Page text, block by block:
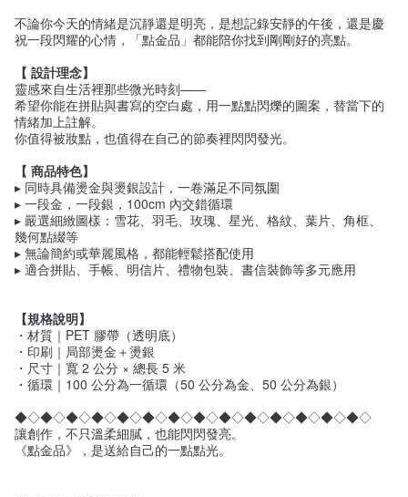
不論你今天的情緒是沉靜還是明亮，是想記錄安靜的午後，還是慶
祝一段閃耀的心情，「點金品」都能陪你找到剛剛好的亮點。
【 設計理念】
靈感來自生活裡那些微光時刻——
希望你能在拼貼與書寫的空白處，用一點點閃爍的圖案，替當下的
情緒加上註解。
你值得被妝點，也值得在自己的節奏裡閃閃發光。
【 商品特色】
▸ 同時具備燙金與燙銀設計，一卷滿足不同氛圍
▸ 一段金，一段銀，100cm 內交錯循環
▸ 嚴選細緻圖樣：雪花、羽毛、玫瑰、星光、格紋、葉片、角框、
幾何點綴等
▸ 無論簡約或華麗風格，都能輕鬆搭配使用
▸ 適合拼貼、手帳、明信片、禮物包裝、書信裝飾等多元應用
【規格說明】
・材質｜PET 膠帶（透明底）
・印刷｜局部燙金＋燙銀
・尺寸｜寬 2 公分 × 總長 5 米
・循環｜100 公分為一循環（50 公分為金、50 公分為銀）
◆◇◆◇◆◇◆◇◆◇◆◇◆◇◆◇◆◇◆◇◆◇◆◇◆◇◆◇
讓創作，不只溫柔細膩，也能閃閃發亮。
《點金品》，是送給自己的一點點光。